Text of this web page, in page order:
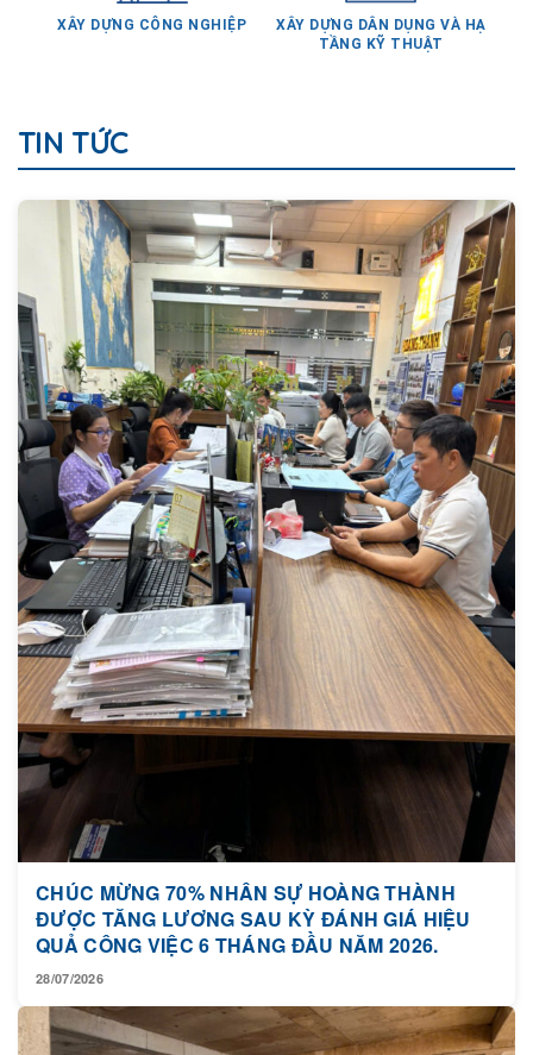
CHÚC MỪNG 70% NHÂN SỰ HOÀNG THÀNH
ĐƯỢC TĂNG LƯƠNG SAU KỲ ĐÁNH GIÁ HIỆU
QUẢ CÔNG VIỆC 6 THÁNG ĐẦU NĂM 2026.
28/07/2026